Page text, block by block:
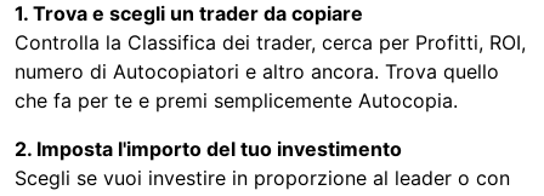
1. Trova e scegli un trader da copiare
Controlla la Classifica dei trader, cerca per Profitti, ROI,
numero di Autocopiatori e altro ancora. Trova quello
che fa per te e premi semplicemente Autocopia.
2. Imposta l'importo del tuo investimento
Scegli se vuoi investire in proporzione al leader o con